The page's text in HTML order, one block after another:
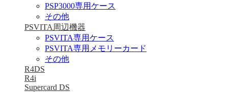
PSP3000専用ケース
その他
PSVITA周辺機器
PSVITA専用ケース
PSVITA専用メモリーカード
その他
R4DS
R4i
Supercard DS